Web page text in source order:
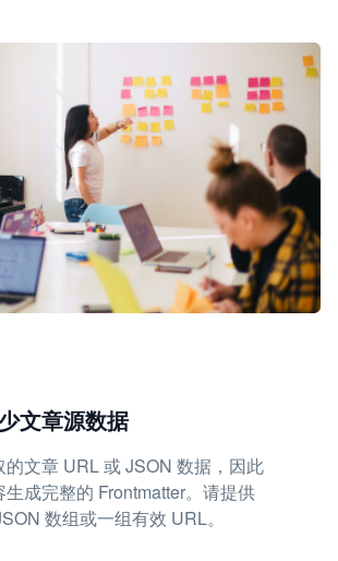
文章源数据
文章 URL 或 JSON 数据，因此
成完整的 Frontmatter。请提供
数组或一组有效 URL。